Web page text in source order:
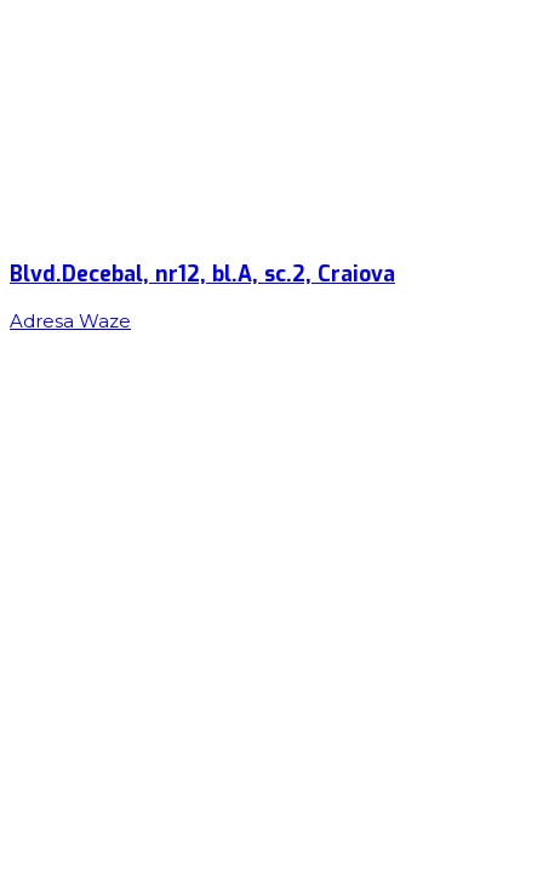
Blvd.Decebal, nr12, bl.A, sc.2, Craiova
Adresa Waze